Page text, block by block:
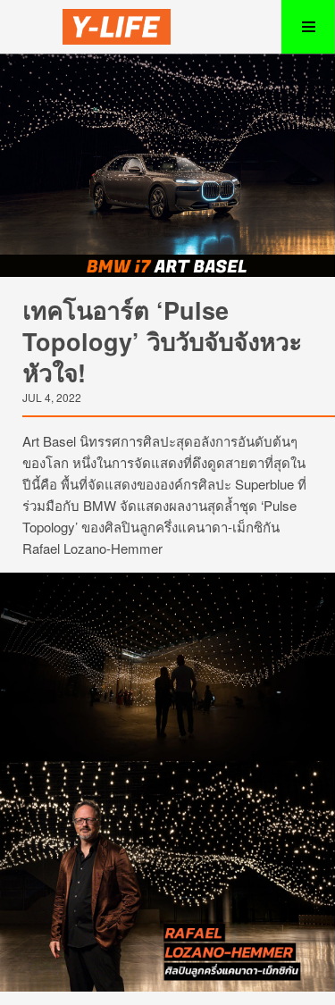
เทคโนอาร์ต ‘Pulse
Topology’ วิบวับจับจังหวะ
หัวใจ!
JUL 4, 2022
Art Basel นิทรรศการศิลปะสุดอลังการอันดับต้นๆ
ของโลก หนึ่งในการจัดแสดงที่ดึงดูดสายตาที่สุดใน
ปีนี้คือ พื้นที่จัดแสดงขององค์กรศิลปะ Superblue ที่
ร่วมมือกับ BMW จัดแสดงผลงานสุดล้ำชุด ‘Pulse
Topology’ ของศิลปินลูกครึ่งแคนาดา-เม็กซิกัน
Rafael Lozano-Hemmer